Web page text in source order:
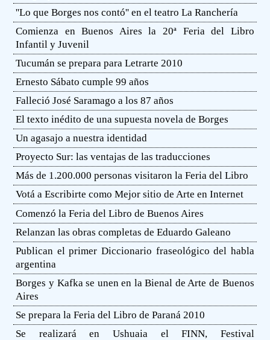
''Lo que Borges nos contó'' en el teatro La Ranchería
Comienza en Buenos Aires la 20ª Feria del Libro
Infantil y Juvenil
Tucumán se prepara para Letrarte 2010
Ernesto Sábato cumple 99 años
Falleció José Saramago a los 87 años
El texto inédito de una supuesta novela de Borges
Un agasajo a nuestra identidad
Proyecto Sur: las ventajas de las traducciones
Más de 1.200.000 personas visitaron la Feria del Libro
Votá a Escribirte como Mejor sitio de Arte en Internet
Comenzó la Feria del Libro de Buenos Aires
Relanzan las obras completas de Eduardo Galeano
Publican el primer Diccionario fraseológico del habla
argentina
Borges y Kafka se unen en la Bienal de Arte de Buenos
Aires
Se prepara la Feria del Libro de Paraná 2010
Se realizará en Ushuaia el FINN, Festival